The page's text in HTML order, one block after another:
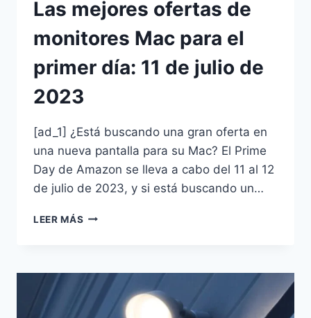
Las mejores ofertas de
monitores Mac para el
primer día: 11 de julio de
2023
[ad_1] ¿Está buscando una gran oferta en
una nueva pantalla para su Mac? El Prime
Day de Amazon se lleva a cabo del 11 al 12
de julio de 2023, y si está buscando un…
LEER MÁS